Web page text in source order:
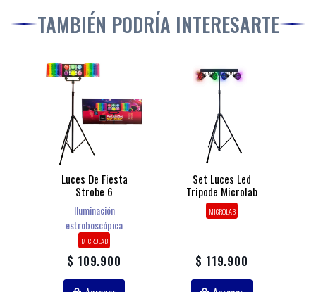
TAMBIÉN PODRÍA INTERESARTE
Luces De Fiesta
Strobe 6
Iluminación
estroboscópica
MICROLAB
$ 109.900
Set Luces Led
Tripode Microlab
MICROLAB
$ 119.900